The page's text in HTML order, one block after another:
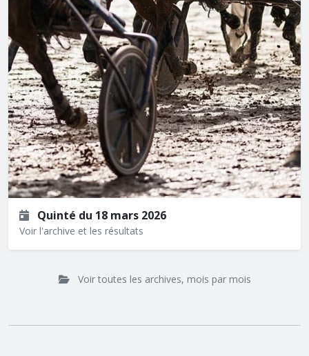
Quinté du 18 mars 2026
Voir l'archive et les résultats
Voir toutes les archives, mois par mois